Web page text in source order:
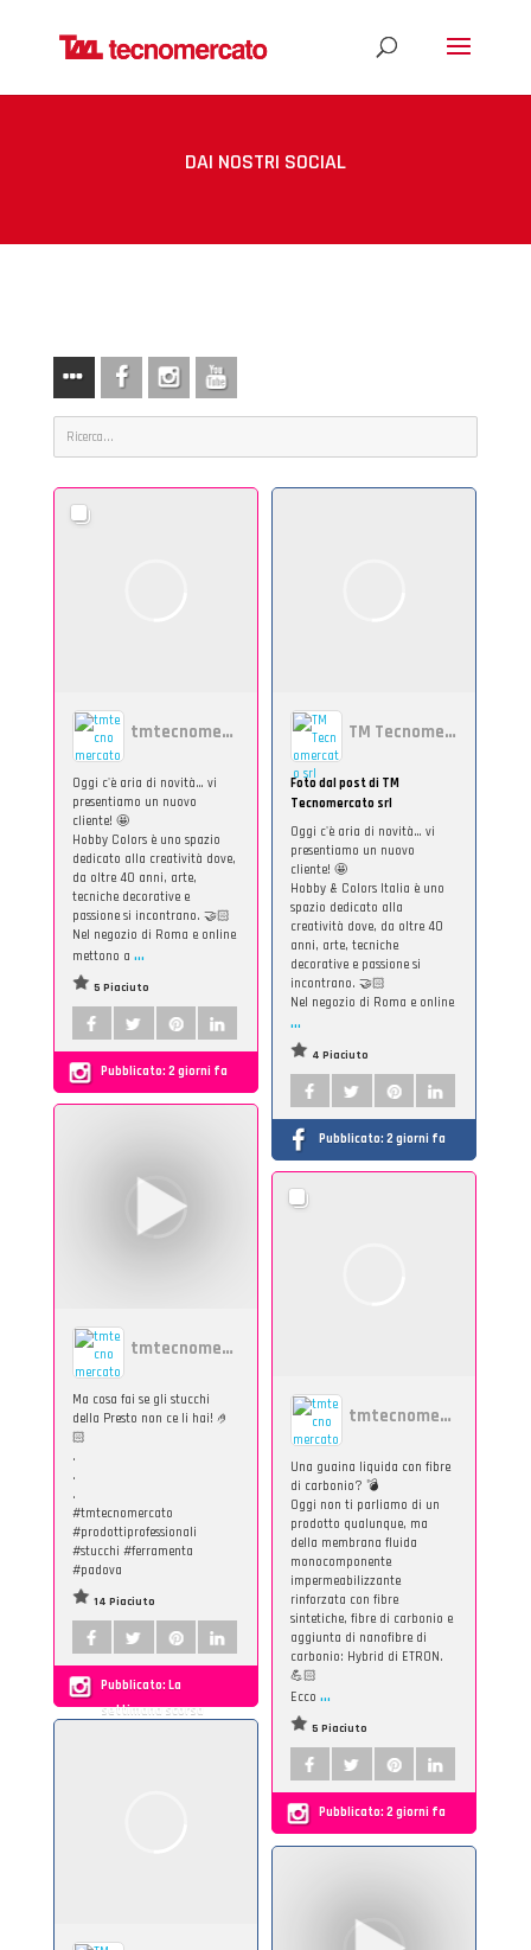
DAI NOSTRI SOCIAL
tmtecnomercato
Oggi c'è aria di novità… vi
presentiamo un nuovo
cliente! 🤩
Hobby Colors è uno spazio
dedicato alla creatività dove,
da oltre 40 anni, arte,
tecniche decorative e
passione si incontrano. 🤝🏻
Nel negozio di Roma e online
mettono a ...
5 Piaciuto
Pubblicato: 2 giorni fa
TM Tecnomercato srl
Foto dal post di TM
Tecnomercato srl
Oggi c'è aria di novità… vi
presentiamo un nuovo
cliente! 🤩
Hobby & Colors Italia è uno
spazio dedicato alla
creatività dove, da oltre 40
anni, arte, tecniche
decorative e passione si
incontrano. 🤝🏻
Nel negozio di Roma e online
...
4 Piaciuto
Pubblicato: 2 giorni fa
tmtecnomercato
Ma cosa fai se gli stucchi
della Presto non ce li hai! 🤌
🏻
.
.
.
#tmtecnomercato
#prodottiprofessionali
#stucchi #ferramenta
#padova
14 Piaciuto
Pubblicato: La
settimana scorsa
tmtecnomercato
Una guaina liquida con fibre
di carbonio? 💣
Oggi non ti parliamo di un
prodotto qualunque, ma
della membrana fluida
monocomponente
impermeabilizzante
rinforzata con fibre
sintetiche, fibre di carbonio e
aggiunta di nanofibre di
carbonio: Hybrid di ETRON.
💪🏻
Ecco ...
5 Piaciuto
Pubblicato: 2 giorni fa